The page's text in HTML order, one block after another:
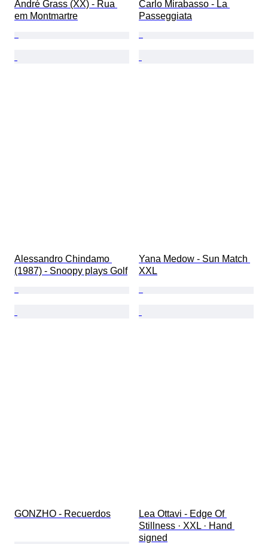
André Grass (XX) - Rua
em Montmartre
Carlo Mirabasso - La
Passeggiata
Alessandro Chindamo
(1987) - Snoopy plays Golf
Yana Medow - Sun Match
XXL
GONZHO - Recuerdos
Lea Ottavi - Edge Of
Stillness · XXL · Hand
signed